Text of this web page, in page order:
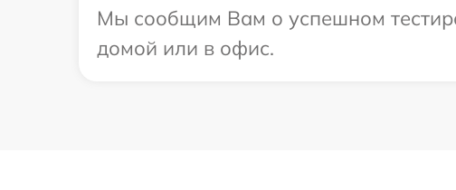
Мы сообщим Вам о успешном
домой или в офис.